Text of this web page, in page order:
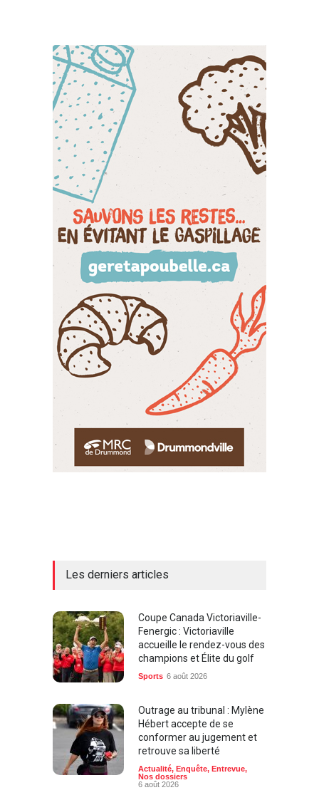
Les derniers articles
Coupe Canada Victoriaville-
Fenergic : Victoriaville
accueille le rendez-vous des
champions et Élite du golf
Sports 6 août 2026
Outrage au tribunal : Mylène
Hébert accepte de se
conformer au jugement et
retrouve sa liberté
Actualité, Enquête, Entrevue,
Nos dossiers
6 août 2026